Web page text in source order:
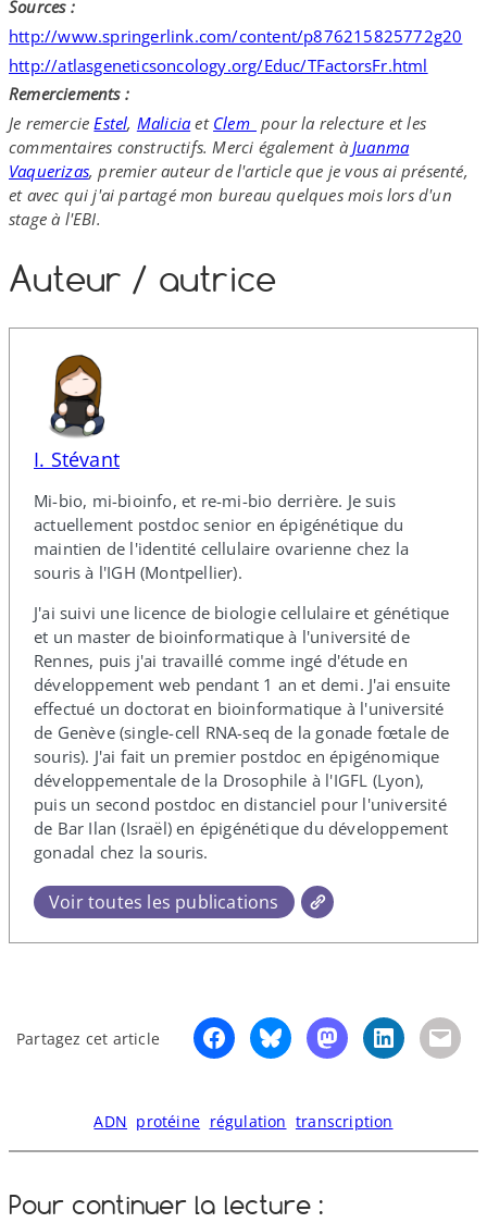
Sources :
http://​www​.springerlink​.com/​c​o​n​t​e​n​t​/​p​8​7​6​2​1​5​8​2​5​7​7​2​g20
http://​atlasgeneticsoncology​.org/​E​d​u​c​/​T​F​a​c​t​o​r​s​F​r​.​h​tml
Remerciements :
Je remercieEstel, Malicia et Clem_​ pour la relecture et les
commentaires constructifs. Merci également àJuanma
Vaquerizas, premier auteur de l'article que je vous ai présenté,
et avec qui j'ai partagé mon bureau quelques mois lors d'un
stage à l'EBI.
Auteur /​ autrice
I. Stévant
Mi-​bio, mi-​bioinfo, et re-​mi-​bio derrière. Je suis
actuellement postdoc senior en épigénétique du
maintien de l'identité cellulaire ovarienne chez la
souris à l'IGH (Montpellier).
J'ai suivi une licence de biologie cellulaire et génétique
et un master de bioinformatique à l'université de
Rennes, puis j'ai travaillé comme ingé d'étude en
développement web pendant 1 an et demi. J'ai ensuite
effectué un doctorat en bioinformatique à l'université
de Genève (single-​cell RNA-​seq de la gonade fœtale de
souris). J'ai fait un premier postdoc en épigénomique
développementale de la Drosophile à l'IGFL (Lyon),
puis un second postdoc en distanciel pour l'université
de Bar Ilan (Israël) en épigénétique du développement
gonadal chez la souris.
Voir toutes les publications
Partagez cet article
ADN protéine régulation transcription
Pour continuer la lecture :